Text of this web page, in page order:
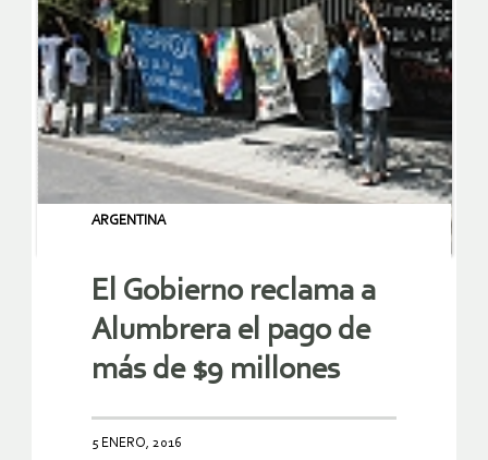
ARGENTINA
El Gobierno reclama a
Alumbrera el pago de
más de $9 millones
5 ENERO, 2016